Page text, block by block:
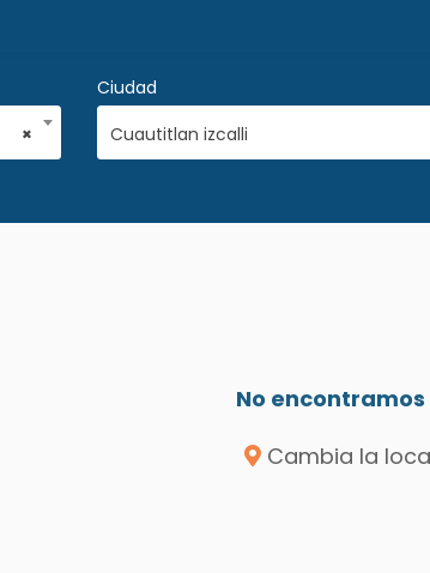
×
Ciudad
Cuautitlan izcalli
No
Cambia la